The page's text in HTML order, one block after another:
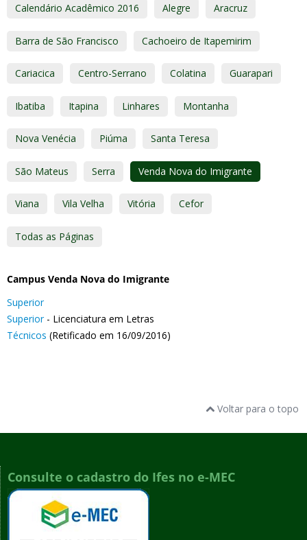
Calendário Acadêmico 2016 Alegre Aracruz
Barra de São Francisco Cachoeiro de Itapemirim
Cariacica Centro-Serrano Colatina Guarapari
Ibatiba Itapina Linhares Montanha
Nova Venécia Piúma Santa Teresa
São Mateus Serra Venda Nova do Imigrante
Viana Vila Velha Vitória Cefor
Todas as Páginas
Campus Venda Nova do Imigrante
Superior
Superior- Licenciatura em Letras
Técnicos (Retificado em 16/09/2016)
Voltar para o topo
Consulte o cadastro do Ifes no e-MEC